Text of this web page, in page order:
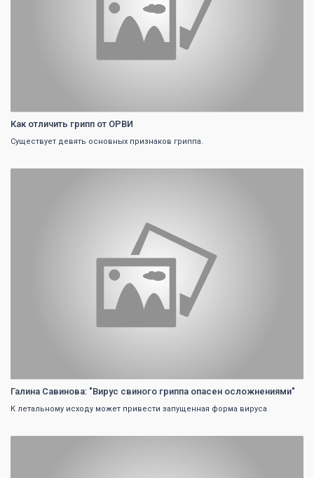
Как отличить грипп от ОРВИ
Существует девять основных признаков гриппа.
Галина Савинова: "Вирус свиного гриппа опасен осложнениями"
К летальному исходу может привести запущенная форма вируса